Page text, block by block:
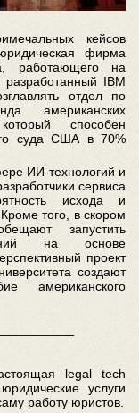
кейсов
фирма
работающего на
разработанный IBM
отдел по
американских
способен
суда США в 70%
ИИ-технологий и
сервиса
исхода и
того, в скором
запустить
на основе
проект
создают
американского
legal tech
услуги
работу юристов.